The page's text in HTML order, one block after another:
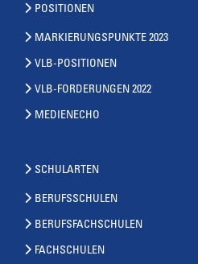
POSITIONEN
MARKIERUNGSPUNKTE 2023
VLB-POSITIONEN
VLB-FORDERUNGEN 2022
MEDIENECHO
SCHULARTEN
BERUFSSCHULEN
BERUFSFACHSCHULEN
FACHSCHULEN